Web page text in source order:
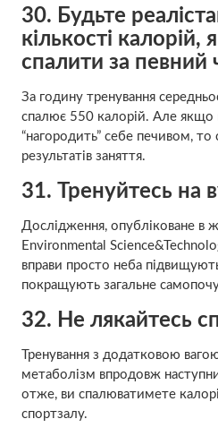
30. Будьте
кількості калорій,
спалити за певний
За годину тренування
спалює 550 калорій. Але якщо
“нагородить” себе печивом, то
результатів заняття.
31. Тренуйтесь на
Дослідження, опубліковане в
Environmental
вправи просто неба
покращують загальне
32. Не лякайтесь
Тренування з додатковою вагою
метаболізм впродовж
отже, ви спалюватимете
спортзалу.